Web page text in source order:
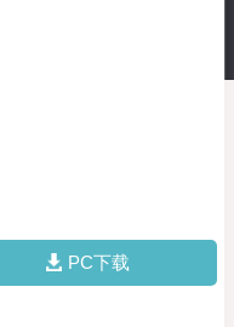
PC下载